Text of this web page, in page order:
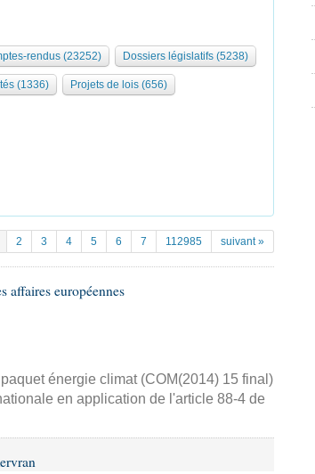
rendus (23252) Dossiers législatifs (5238)
(1336) Projets de lois (656)
2 3 4 5 6 7 112985 suivant »
affaires européennes
énergie climat (COM(2014) 15 final)
en application de l'article 88-4 de